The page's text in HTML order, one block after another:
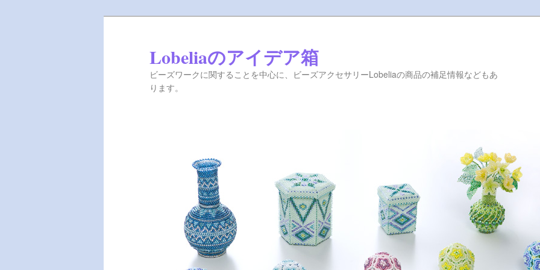
Lobeliaのアイデア箱
ビーズワークに関することを中心に、ビーズアクセサリーLobeliaの商品の補足情報などもあ
ります。